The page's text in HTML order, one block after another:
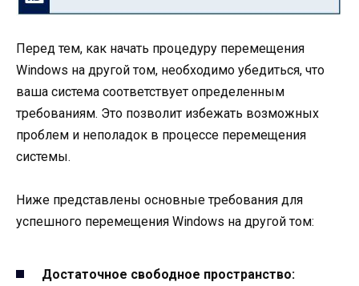
Перед тем, как начать процедуру перемещения
Windows на другой том, необходимо убедиться, что
ваша система соответствует определенным
требованиям. Это позволит избежать возможных
проблем и неполадок в процессе перемещения
системы.
Ниже представлены основные требования для
успешного перемещения Windows на другой том:
Достаточное свободное пространство: